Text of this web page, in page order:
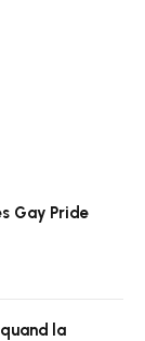
Gay Pride
la